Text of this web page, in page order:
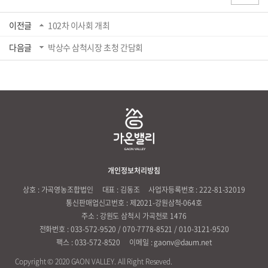
이전글
102차 이사회 개최
다음글
박상수 삼척시장 초청 간담회
개인정보처리방침
상호 : 가곡영농조합법인
대표 : 김동조
사업자등록번호 : 222-81-32019
통신판매업신고번호 : 제2021-강원삼척-064호
주소 : 강원도 삼척시 가곡천로 1476
전화번호 : 033-572-9520 / 070-7778-8521 / 010-3121-9520
팩스 : 033-572-8520
이메일 : gaonv@daum.net
Copyright © 2020 GAON VALLEY. All Right Reseved.